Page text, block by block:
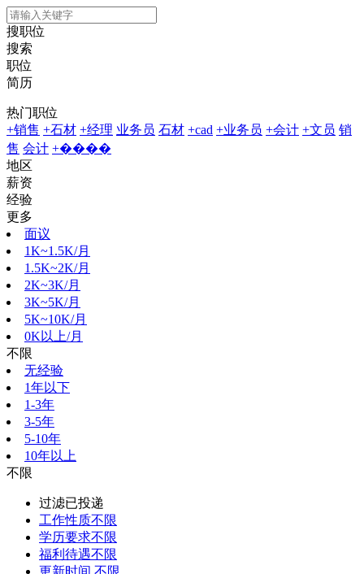
搜职位
搜索
职位
简历
热门职位
+销售 +石材 +经理 业务员 石材 +cad +业务员 +会计 +文员 销
售 会计 +����
地区
薪资
经验
更多
面议
1K~1.5K/月
1.5K~2K/月
2K~3K/月
3K~5K/月
5K~10K/月
0K以上/月
不限
无经验
1年以下
1-3年
3-5年
5-10年
10年以上
不限
过滤已投递
工作性质不限
学历要求不限
福利待遇不限
更新时间 不限